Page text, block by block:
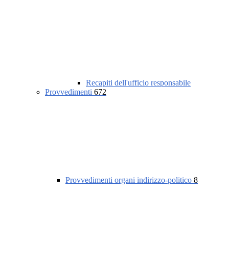
Recapiti dell'ufficio responsabile
Provvedimenti 672
Provvedimenti organi indirizzo-politico 8